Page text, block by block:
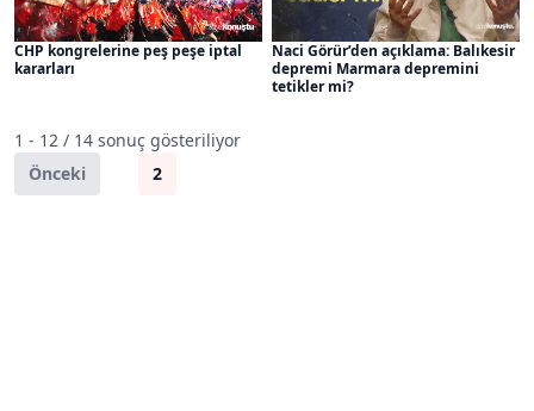
CHP kongrelerine peş peşe iptal
kararları
Naci Görür’den açıklama: Balıkesir
depremi Marmara depremini
tetikler mi?
1 - 12 / 14 sonuç gösteriliyor
Önceki
2